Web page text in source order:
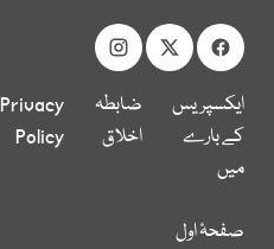
ایکسپریس
کے بارے
میں
ضابطہ
اخلاق
Privacy
Policy
صفحۂ اول